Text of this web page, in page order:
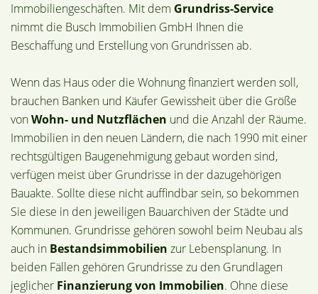
Immobiliengeschäften. Mit dem Grundriss-Service
nimmt die Busch Immobilien GmbH Ihnen die
Beschaffung und Erstellung von Grundrissen ab.
Wenn das Haus oder die Wohnung finanziert werden soll,
brauchen Banken und Käufer Gewissheit über die Größe
vonWohn- und Nutzflächen und die Anzahl der Räume.
Immobilien in den neuen Ländern, die nach 1990 mit einer
rechtsgültigen Baugenehmigung gebaut worden sind,
verfügen meist über Grundrisse in der dazugehörigen
Bauakte. Sollte diese nicht auffindbar sein, so bekommen
Sie diese in den jeweiligen Bauarchiven der Städte und
Kommunen. Grundrisse gehören sowohl beim Neubau als
auch in Bestandsimmobilien zur Lebensplanung. In
beiden Fällen gehören Grundrisse zu den Grundlagen
jeglicher Finanzierung von Immobilien. Ohne diese